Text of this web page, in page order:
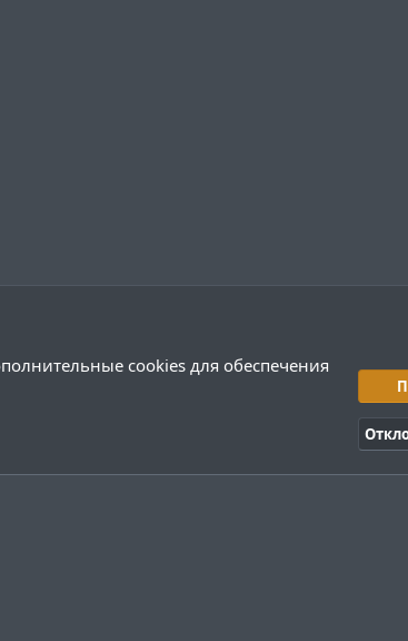
Политика
cookies для обеспечения